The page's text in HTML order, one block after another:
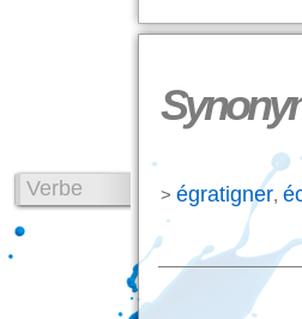
Verbe > égratigner,